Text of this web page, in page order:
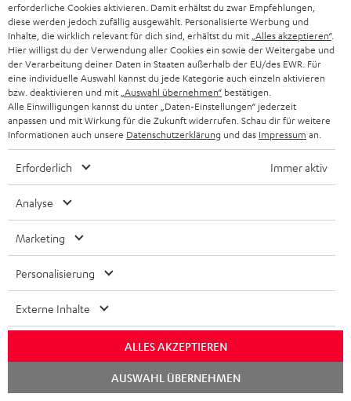
Downloads und Service
D
o
k
u
m
e
t
e
z
m
r
Bedienungsanleitung: Stand-Lautsprecher UL 40 Mk4
25 (Stk.)
Konformitätserklärung: Stand-Lautsprecher UL 40
Mk4 25 (Stk.)
Bedienungsanleitung: Paar Regal-Lautsprecher UL 20
Bedienungsanleitung: Center-Lautsprecher UL 40 C
Mk4 25
Konformitätserklärung: Center-Lautsprecher UL 40 C
Mk4 25
Bedienungsanleitung: Paar Satelliten-Lautsprecher
erforderliche Cookies aktivieren. Damit erhältst du zwar Empfehlungen,
diese werden jedoch zufällig ausgewählt. Personalisierte Werbung und
Inhalte, die wirklich relevant für dich sind, erhältst du mit „Alles akzeptieren“.
Hier willigst du der Verwendung aller Cookies ein sowie der Weitergabe und
der Verarbeitung deiner Daten in Staaten außerhalb der EU/des EWR. Für
eine individuelle Auswahl kannst du jede Kategorie auch einzeln aktivieren
bzw. deaktivieren und mit „Auswahl übernehmen“ bestätigen.
Alle Einwilligungen kannst du unter „Daten-Einstellungen“ jederzeit
anpassen und mit Wirkung für die Zukunft widerrufen. Schau dir für weitere
Informationen auch unsere Datenschutzerklärung und das Impressum an.
Erforderlich Immer aktiv
Analyse
Marketing
Personalisierung
Externe Inhalte
ALLES AKZEPTIEREN
AUSWAHL ÜBERNEHMEN